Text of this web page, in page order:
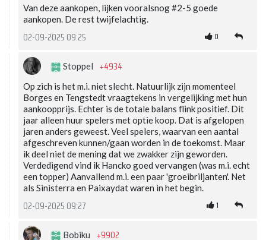
Van deze aankopen, lijken vooralsnog #2-5 goede
aankopen. De rest twijfelachtig.
02-09-2025 09:25 0
Stoppel +4934
Op zich is het m.i. niet slecht. Natuurlijk zijn momenteel
Borges en Tengstedt vraagtekens in vergelijking met hun
aankoopprijs. Echter is de totale balans flink positief. Dit
jaar alleen huur spelers met optie koop. Dat is afgelopen
jaren anders geweest. Veel spelers, waarvan een aantal
afgeschreven kunnen/gaan worden in de toekomst. Maar
ik deel niet de mening dat we zwakker zijn geworden.
Verdedigend vind ik Hancko goed vervangen (was m.i. echt
een topper) Aanvallend m.i. een paar 'groeibriljanten'. Net
als Sinisterra en Paixaydat waren in het begin.
02-09-2025 09:27 1
Bobiku +9902